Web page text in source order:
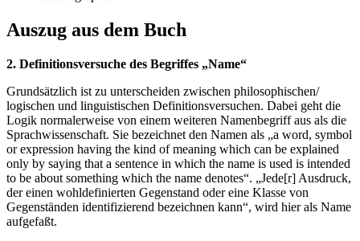
Auszug aus dem Buch
2. Definitionsversuche des Begriffes „Name“
Grundsätzlich ist zu unterscheiden zwischen philosophischen/
logischen und linguistischen Definitionsversuchen. Dabei geht die
Logik normalerweise von einem weiteren Namenbegriff aus als die
Sprachwissenschaft. Sie bezeichnet den Namen als „a word, symbol
or expression having the kind of meaning which can be explained
only by saying that a sentence in which the name is used is intended
to be about something which the name denotes“. „Jede[r] Ausdruck,
der einen wohldefinierten Gegenstand oder eine Klasse von
Gegenständen identifizierend bezeichnen kann“, wird hier als Name
aufgefaßt.